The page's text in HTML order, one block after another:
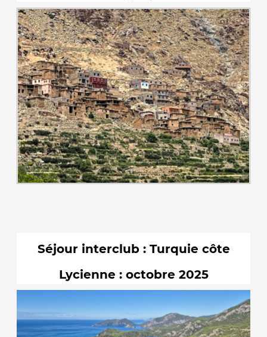
Séjour interclub : Turquie côte
Lycienne : octobre 2025